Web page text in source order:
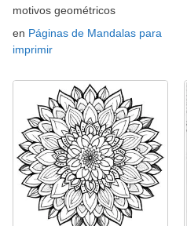
motivos geométricos
en Páginas de Mandalas para
imprimir